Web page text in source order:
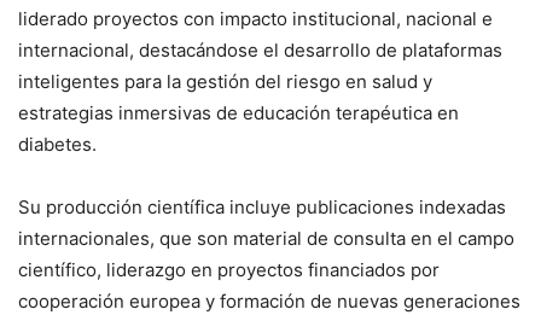
liderado proyectos con impacto institucional, nacional e
internacional, destacándose el desarrollo de plataformas
inteligentes para la gestión del riesgo en salud y
estrategias inmersivas de educación terapéutica en
diabetes.
Su producción científica incluye publicaciones indexadas
internacionales, que son material de consulta en el campo
científico, liderazgo en proyectos financiados por
cooperación europea y formación de nuevas generaciones